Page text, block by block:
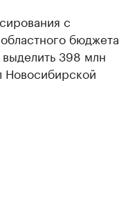
с
бюджета
398 млн